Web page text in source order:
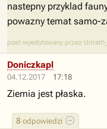
nastepny przyklad
powazny temat samo-
post wyedytowany przez
04.12.2017 17:18
8 odpowiedzi
Doniczkapl
Ziemia jest płaska.